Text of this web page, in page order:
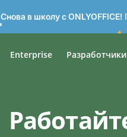
Снова в школу с ONLYOFFICE!
Enterprise Разработчики